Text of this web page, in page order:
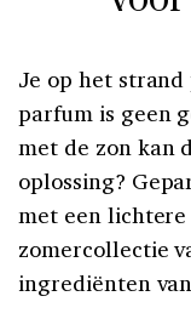
Je op het
parfum is geen
met de zon kan
oplossing?
met een
zomercollectie
ingrediënten